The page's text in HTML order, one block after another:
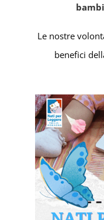
Le nostre
benefici